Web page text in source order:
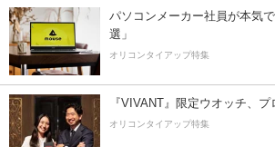
パソコンメーカー社員が本気
選」
オリコンタイアップ特集
『VIVANT』限定ウオッチ、
オリコンタイアップ特集